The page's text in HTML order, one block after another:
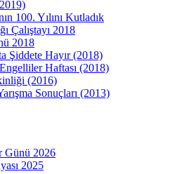
100. Yılını Kutladık
Çalıştayı 2018
2018
Şiddete Hayır (2018)
Haftası (2018)
(2016)
Sonuçları (2013)
Günü 2026
2025